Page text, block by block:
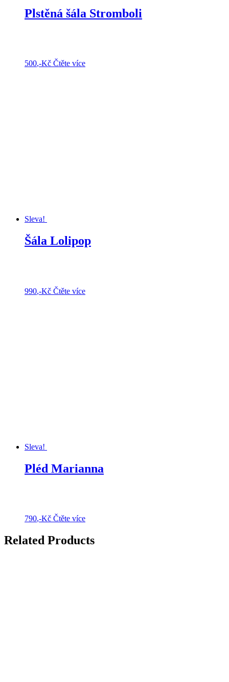
Plstěná šála Stromboli
500,-Kč Čtěte více
Sleva!
Šála Lolipop
990,-Kč Čtěte více
Sleva!
Pléd Marianna
790,-Kč Čtěte více
Related Products